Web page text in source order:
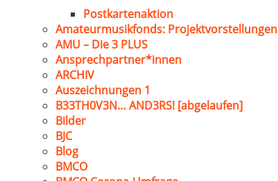
Postkartenaktion
Amateurmusikfonds: Projektvorstellungen
AMU – Die 3 PLUS
Ansprechpartner*innen
ARCHIV
Auszeichnungen 1
B33TH0V3N… AND3RS! [abgelaufen]
Bilder
BJC
Blog
BMCO